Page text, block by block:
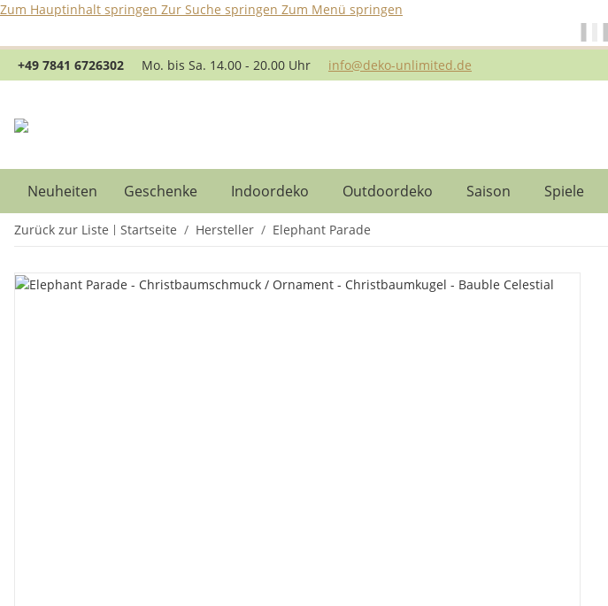
Zum Hauptinhalt springen Zur Suche springen Zum Menü springen
+49 7841 6726302
Mo. bis Sa. 14.00 - 20.00 Uhr info@deko-unlimited.de
Neuheiten Geschenke Indoordeko Outdoordeko Saison Spiele
Zurück zur Liste Startseite Hersteller Elephant Parade